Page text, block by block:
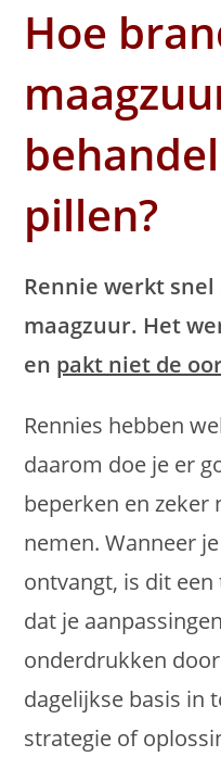
Hoe
pillen?
Rennie werkt
maagzuur. Het
en pakt niet de
Rennies hebben
daarom doe je er
beperken en zeker
nemen. Wanneer
ontvangt, is dit
dat je
onderdrukken door
dagelijkse basis in
strategie of